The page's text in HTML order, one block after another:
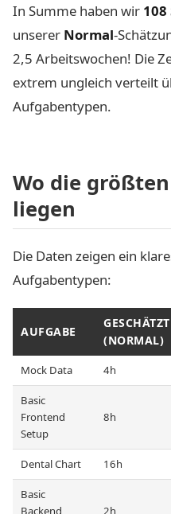
In Summe haben wir
unserer Normal-
2,5 Arbeitswochen! Die
extrem ungleich verteilt
Aufgabentypen.
Wo die
liegen
Die Daten zeigen ein
Aufgabentypen:
AUFGABE
GESCHÄTZT
(NORMAL)
Mock Data 4h
Basic
Frontend
Setup
8h
Dental Chart 16h
Basic
Backend
2h